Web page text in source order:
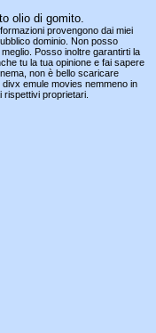
olio di gomito.
provengono dai miei
dominio. Non posso
Posso inoltre garantirti la
tu la tua opinione e fai sapere
non è bello scaricare
emule movies nemmeno in
proprietari.